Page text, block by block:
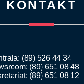
KONTAKT
(89) 526 44 34
(89) 651 08 48
(89) 651 08 12